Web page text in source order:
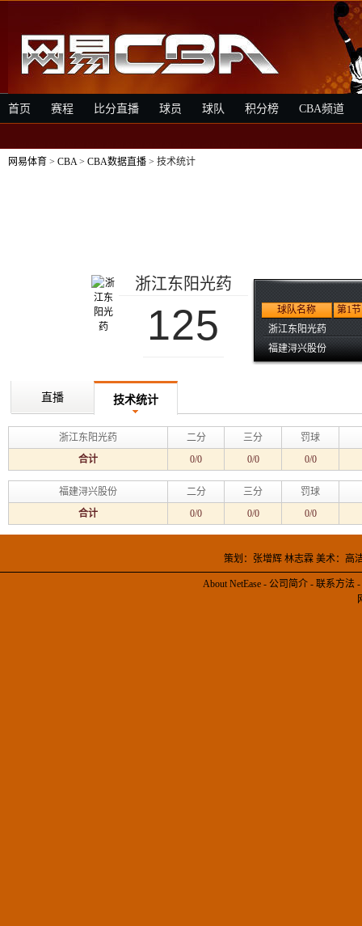
首页 赛程 比分直播 球员 球队 积分榜 CBA频道
网易体育 > CBA> CBA数据直播 > 技术统计
浙江东阳光药
125 球队名称
第1节
浙江东阳光药
福建浔兴股份
直播 技术统计
浙江东阳光药 二分 三分
罚球
合计
0/0 0/0 0/0
福建浔兴股份 二分 三分
罚球
合计
0/0 0/0 0/0
策划：张增辉 林志霖 美术：
About NetEase - 公司简介 - 联系方法 -